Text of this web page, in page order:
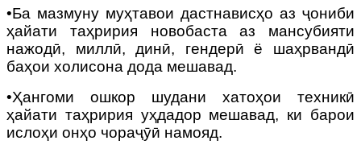
•Ба мазмуну муҳтавои дастнависҳо аз ҷониби
ҳайати таҳририя новобаста аз мансубияти
нажодӣ, миллӣ, динӣ, гендерӣ ё шаҳрвандӣ
баҳои холисона дода мешавад.
•Ҳангоми ошкор шудани хатоҳои техникӣ
ҳайати таҳририя уҳдадор мешавад, ки барои
ислоҳи онҳо чораҷӯӣ намояд.